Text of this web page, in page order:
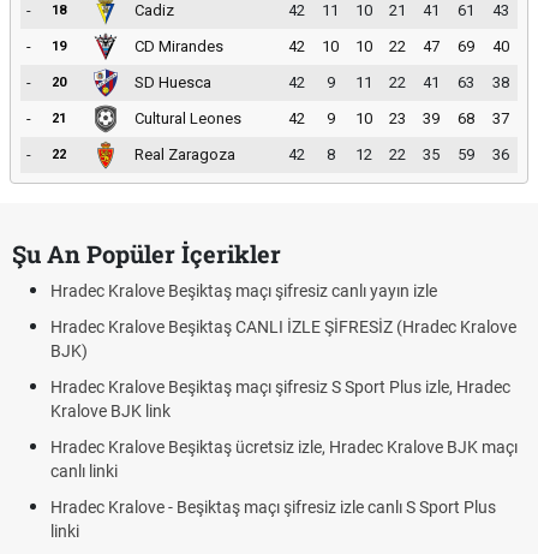
-
18 Cadiz 42 11 10 21 41 61
43
-
19 CD Mirandes 42 10 10 22 47 69
40
-
20 SD Huesca 42 9 11 22 41 63
38
-
21 Cultural Leones 42 9 10 23 39 68
37
-
22 Real Zaragoza 42 8 12 22 35 59 36
Şu An Popüler İçerikler
Hradec Kralove Beşiktaş maçı şifresiz canlı yayın izle
Hradec Kralove Beşiktaş CANLI İZLE ŞİFRESİZ (Hradec Kralove
BJK)
Hradec Kralove Beşiktaş maçı şifresiz S Sport Plus izle, Hradec
Kralove BJK link
Hradec Kralove Beşiktaş ücretsiz izle, Hradec Kralove BJK maçı
canlı linki
Hradec Kralove - Beşiktaş maçı şifresiz izle canlı S Sport Plus
linki